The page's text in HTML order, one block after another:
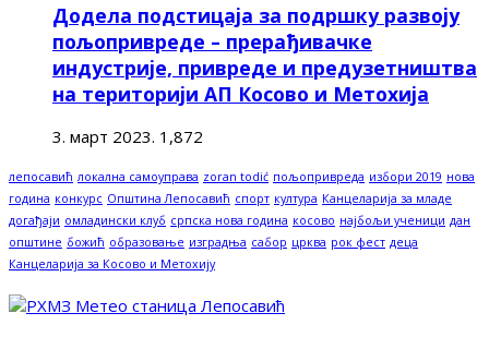
Додела подстицаја за подршку развоју
пољопривреде – прерађивачке
индустрије, привреде и предузетништва
на територији АП Косово и Метохија
3. март 2023. 1,872
лепосавић локална самоуправа zoran todić пољопривреда избори 2019 нова
година конкурс Општина Лепосавић спорт култура Канцеларија за младе
догађаји омладински клуб српска нова година косово најбољи ученици дан
општине божић образовање изградња сабор црква рок фест деца
Канцеларија за Косово и Метохију